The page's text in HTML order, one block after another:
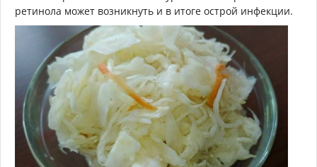
ретинола может возникнуть и в итоге ост­рой инфекции.